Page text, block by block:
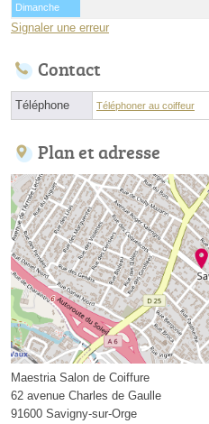
Dimanche
Signaler une erreur
Contact
Téléphone Téléphoner au coiffeur
Plan et adresse
Maestria Salon de Coiffure
62 avenue Charles de Gaulle
91600 Savigny-sur-Orge